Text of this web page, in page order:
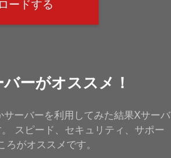
ードする
ーがオススメ！
ーバーを利用してみた結果Xサーバ
スピード、セキュリティ、サポー
がオススメです。